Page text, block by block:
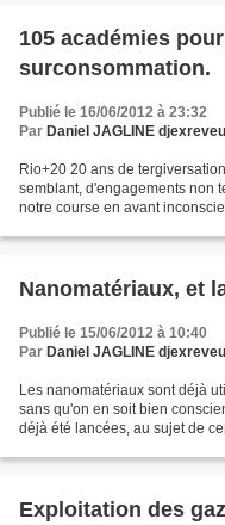
105 académies
surconsommation.
Publié le 16/06/2012 à 23:32
Par Daniel JAGLINE
Rio+20 20 ans de
semblant, d'engagements non
notre course en avant
Nanomatériaux, et
Publié le 15/06/2012 à 10:40
Par Daniel JAGLINE
Les nanomatériaux sont déjà
sans qu'on en soit bien
déjà été lancées, au sujet de
Exploitation des